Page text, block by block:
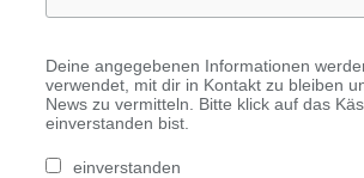
Deine angegebenen Informationen
verwendet, mit dir in Kontakt zu bleiben
News zu vermitteln. Bitte klick auf das
einverstanden bist.
einverstanden